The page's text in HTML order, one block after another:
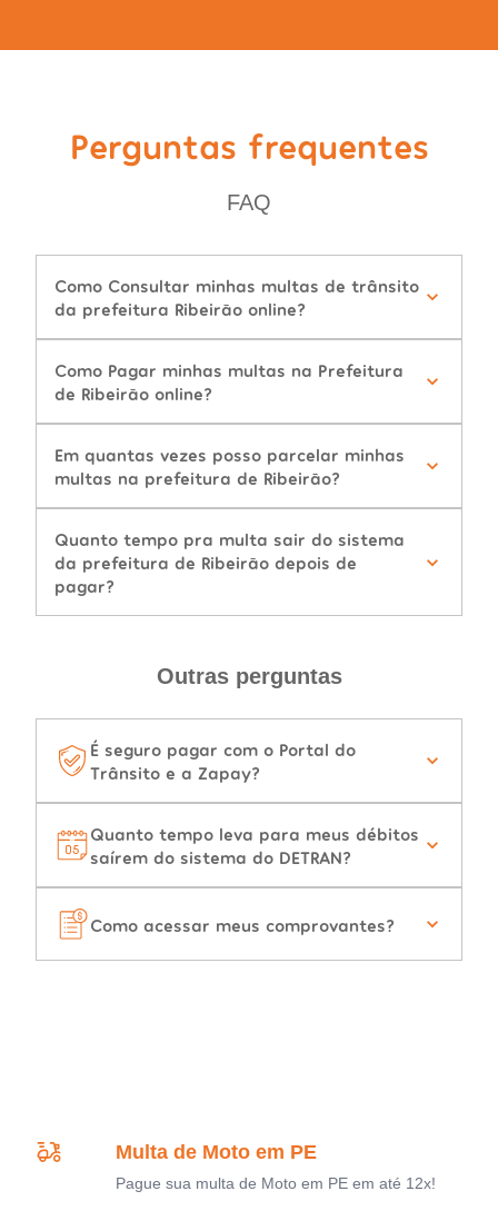
Perguntas frequentes
FAQ
Como Consultar minhas multas de trânsito
da prefeitura Ribeirão online?
Como Pagar minhas multas na Prefeitura
de Ribeirão online?
Em quantas vezes posso parcelar minhas
multas na prefeitura de Ribeirão?
Quanto tempo pra multa sair do sistema
da prefeitura de Ribeirão depois de
pagar?
Outras perguntas
É seguro pagar com o Portal do
Trânsito e a Zapay?
Quanto tempo leva para meus débitos
saírem do sistema do DETRAN?
Como acessar meus comprovantes?
Multa de Moto em PE
Pague sua multa de Moto em PE em até 12x!